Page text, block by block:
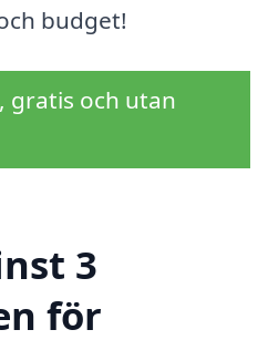
budget!
gratis och utan
3
för